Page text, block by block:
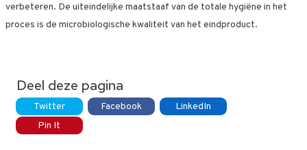
verbeteren. De uiteindelijke maatstaaf van de totale hygiëne in het
proces is de microbiologische kwaliteit van het eindproduct.
Deel deze pagina
Twitter Facebook
LinkedIn
Pin It